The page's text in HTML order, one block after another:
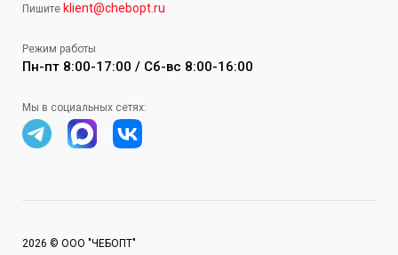
Пишите klient@chebopt.ru
Режим работы
Пн-пт 8:00-17:00 / Сб-вс 8:00-16:00
Мы в социальных сетях:
2026 © ООО "ЧЕБОПТ"